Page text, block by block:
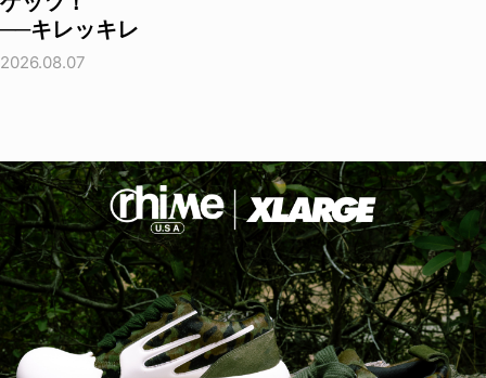
──キレッキレ
2026.08.07